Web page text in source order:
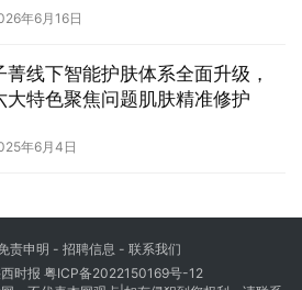
年6月16日
菁线下智能护肤体系全面升级，
大特色聚焦问题肌肤精准修护
年6月4日
责申明 - 招聘信息 - 联系我们
时报 粤ICP备2022150169号-12